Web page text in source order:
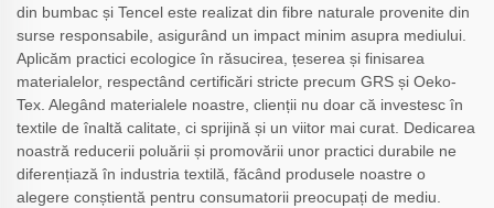
din bumbac și Tencel este realizat din fibre naturale provenite din
surse responsabile, asigurând un impact minim asupra mediului.
Aplicăm practici ecologice în răsucirea, țeserea și finisarea
materialelor, respectând certificări stricte precum GRS și Oeko-
Tex. Alegând materialele noastre, clienții nu doar că investesc în
textile de înaltă calitate, ci sprijină și un viitor mai curat. Dedicarea
noastră reducerii poluării și promovării unor practici durabile ne
diferențiază în industria textilă, făcând produsele noastre o
alegere conștientă pentru consumatorii preocupați de mediu.